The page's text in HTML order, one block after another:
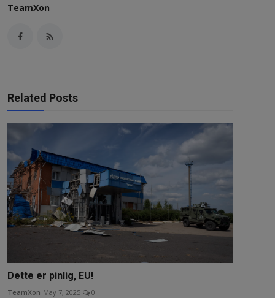
TeamXon
Related Posts
Dette er pinlig, EU!
TeamXon May 7, 2025 0